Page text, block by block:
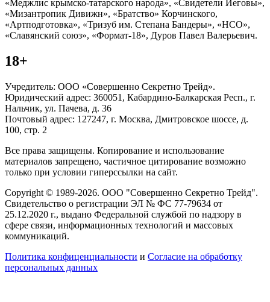
«Меджлис крымско-татарского народа», «Свидетели Иеговы»,
«Мизантропик Дивижн», «Братство» Корчинского,
«Артподготовка», «Тризуб им. Степана Бандеры», «НСО»,
«Славянский союз», «Формат-18», Дуров Павел Валерьевич.
18+
Учредитель: ООО «Совершенно Секретно Трейд».
Юридический адрес: 360051, Кабардино-Балкарская Респ., г.
Нальчик, ул. Пачева, д. 36
Почтовый адрес: 127247, г. Москва, Дмитровское шоссе, д.
100, стр. 2
Все права защищены. Копирование и использование
материалов запрещено, частичное цитирование возможно
только при условии гиперссылки на сайт.
Copyright © 1989-2026. ООО "Совершенно Секретно Трейд".
Свидетельство о регистрации ЭЛ № ФС 77-79634 от
25.12.2020 г., выдано Федеральной службой по надзору в
сфере связи, информационных технологий и массовых
коммуникаций.
Политика конфиценциальности и Согласие на обработку
персональных данных